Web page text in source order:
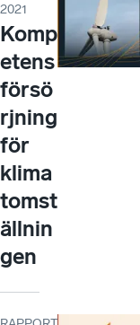
2021
Komp
etens
försö
rjning
för
klima
tomst
ällnin
gen